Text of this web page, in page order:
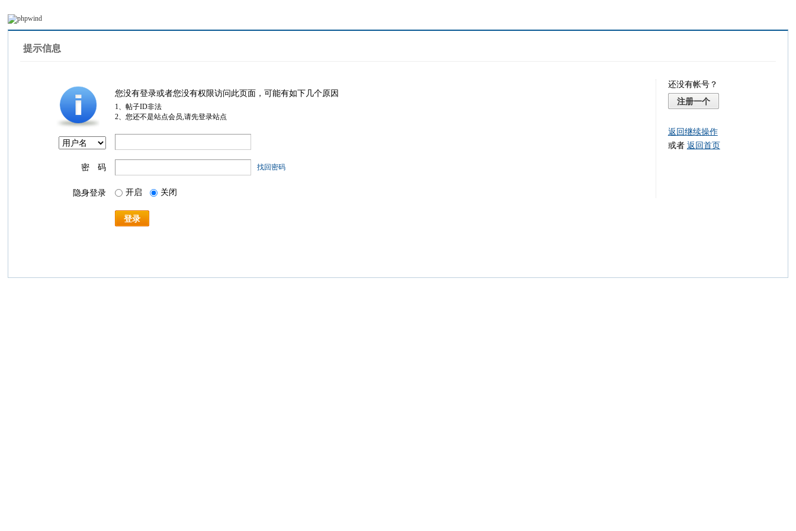
提示信息
您没有登录或者您没有权限访问此页面，可能有如下几个原因
1、帖子ID非法
2、您还不是站点会员,请先登录站点
密 码 找回密码
隐身登录 开启 关闭
登录
还没有帐号？
注册一个
返回继续操作
或者 返回首页